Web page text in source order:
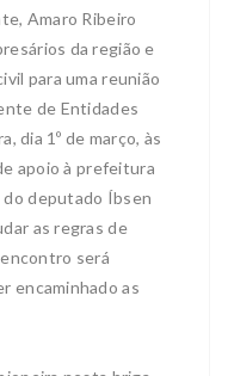
Amaro Ribeiro
da região e
para uma reunião
de Entidades
dia 1º de março, às
apoio à prefeitura
do deputado Íbsen
as regras de
será
encaminhado as